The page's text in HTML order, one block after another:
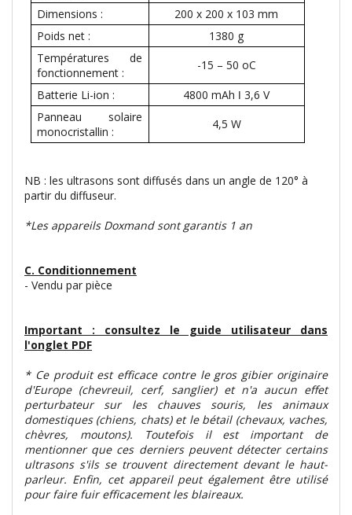
Dimensions :
200 x 200 x 103 mm
Poids net :
1380 g
Températures de
fonctionnement :
-15 – 50 oC
Batterie Li-ion :
4800 mAh ǀ 3,6 V
Panneau solaire
monocristallin :
4,5 W
NB : les ultrasons sont diffusés dans un angle de 120° à
partir du diffuseur.
*Les appareils Doxmand sont garantis 1 an
C. Conditionnement
- Vendu par pièce
Important : consultez le guide utilisateur dans
l'onglet PDF
* Ce produit est efficace contre le gros gibier originaire
d'Europe (chevreuil, cerf, sanglier) et n'a aucun effet
perturbateur sur les chauves souris, les animaux
domestiques (chiens, chats) et le bétail (chevaux, vaches,
chèvres, moutons). Toutefois il est important de
mentionner que ces derniers peuvent détecter certains
ultrasons s'ils se trouvent directement devant le haut-
parleur. Enfin, cet appareil peut également être utilisé
pour faire fuir efficacement les blaireaux.